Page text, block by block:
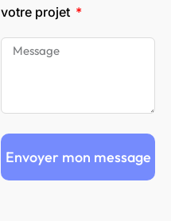
votre projet
Envoyer mon message